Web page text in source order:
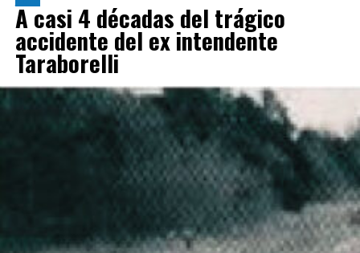
A casi 4 décadas del trágico
accidente del ex intendente
Taraborelli